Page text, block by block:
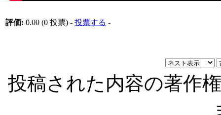
評価: 0.00 (0 投票) - 投票する -
投稿された内容の著作